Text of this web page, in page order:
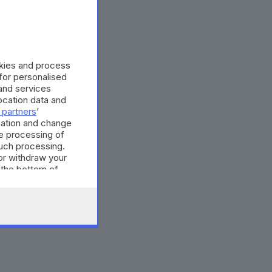
and process
personalised
services
data and
partners’
and change
processing of
processing.
withdraw your
bottom of